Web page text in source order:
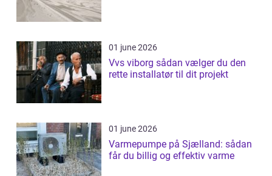
01 june 2026
Vvs viborg sådan vælger du den
rette installatør til dit projekt
01 june 2026
Varmepumpe på Sjælland: sådan
får du billig og effektiv varme